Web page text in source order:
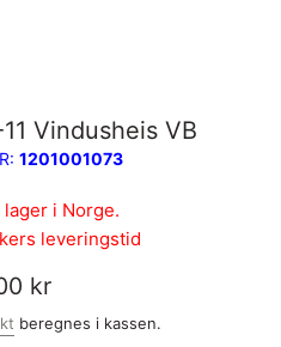
Vindusheis VB
1201001073
lager i Norge.
leveringstid
kr
beregnes i kassen.